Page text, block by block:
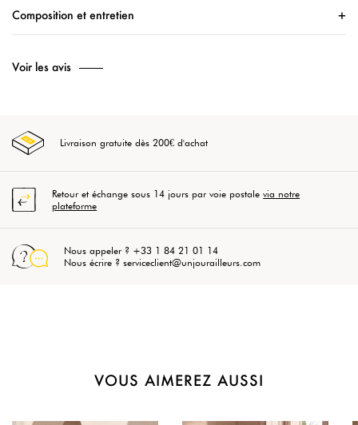
Composition et entretien
Voir les avis
Livraison gratuite dès 200€ d'achat
Retour et échange sous 14 jours par voie postalevia notre
plateforme
Nous appeler ? +33 1 84 21 01 14
Nous écrire ? serviceclient@unjourailleurs.com
VOUS AIMEREZ AUSSI